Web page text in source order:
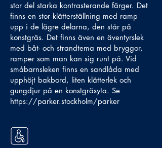
stor del starka kontrasterande färger. Det
finns en stor klätterställning med ramp
upp i de lägre delarna, den står på
konstgräs. Det finns även en äventyrslek
med båt- och strandtema med bryggor,
ramper som man kan sig runt på. Vid
småbarnsleken finns en sandlåda med
upphöjt bakbord, liten klätterlek och
gungdjur på en konstgräsyta. Se
https://parker.stockholm/parker